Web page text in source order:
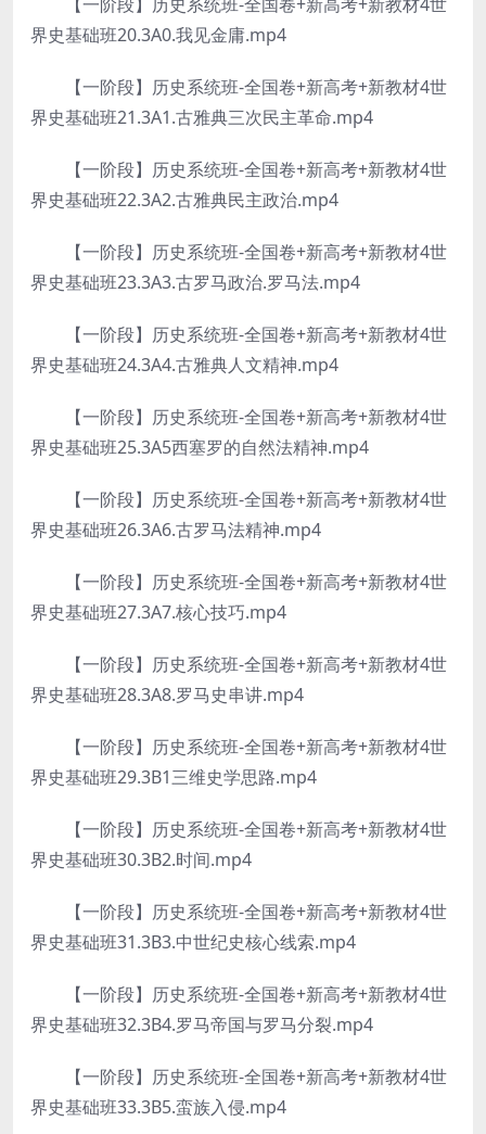
界史基础班20.3A0.我见金庸.mp4
【一阶段】历史系统班-全国卷+新高考+新教材4世
界史基础班21.3A1.古雅典三次民主革命.mp4
【一阶段】历史系统班-全国卷+新高考+新教材4世
界史基础班22.3A2.古雅典民主政治.mp4
【一阶段】历史系统班-全国卷+新高考+新教材4世
界史基础班23.3A3.古罗马政治.罗马法.mp4
【一阶段】历史系统班-全国卷+新高考+新教材4世
界史基础班24.3A4.古雅典人文精神.mp4
【一阶段】历史系统班-全国卷+新高考+新教材4世
界史基础班25.3A5西塞罗的自然法精神.mp4
【一阶段】历史系统班-全国卷+新高考+新教材4世
界史基础班26.3A6.古罗马法精神.mp4
【一阶段】历史系统班-全国卷+新高考+新教材4世
界史基础班27.3A7.核心技巧.mp4
【一阶段】历史系统班-全国卷+新高考+新教材4世
界史基础班28.3A8.罗马史串讲.mp4
【一阶段】历史系统班-全国卷+新高考+新教材4世
界史基础班29.3B1三维史学思路.mp4
【一阶段】历史系统班-全国卷+新高考+新教材4世
界史基础班30.3B2.时间.mp4
【一阶段】历史系统班-全国卷+新高考+新教材4世
界史基础班31.3B3.中世纪史核心线索.mp4
【一阶段】历史系统班-全国卷+新高考+新教材4世
界史基础班32.3B4.罗马帝国与罗马分裂.mp4
【一阶段】历史系统班-全国卷+新高考+新教材4世
界史基础班33.3B5.蛮族入侵.mp4